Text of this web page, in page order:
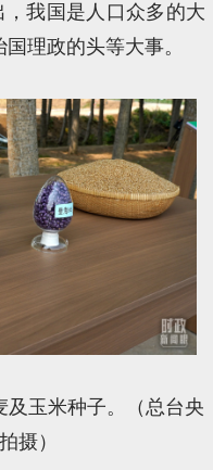
，我国是人口众多的大
理政的头等大事。
玉米种子。（总台央
摄）